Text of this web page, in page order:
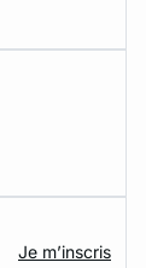
Je m’inscris